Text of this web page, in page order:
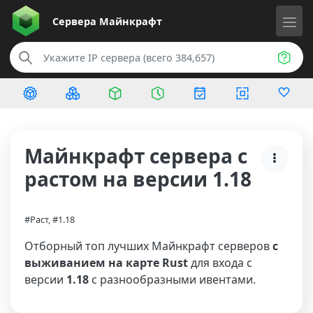
Сервера Майнкрафт
Майнкрафт сервера с
растом на версии 1.18
#Раст, #1.18
Отборный топ лучших Майнкрафт серверовс
выживанием на карте Rustдля входа с
версии 1.18 с разнообразными ивентами.